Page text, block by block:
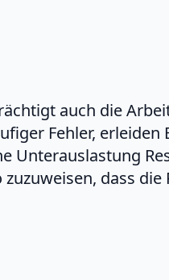
auch die
Fehler, erleiden
Unterauslastung
dass